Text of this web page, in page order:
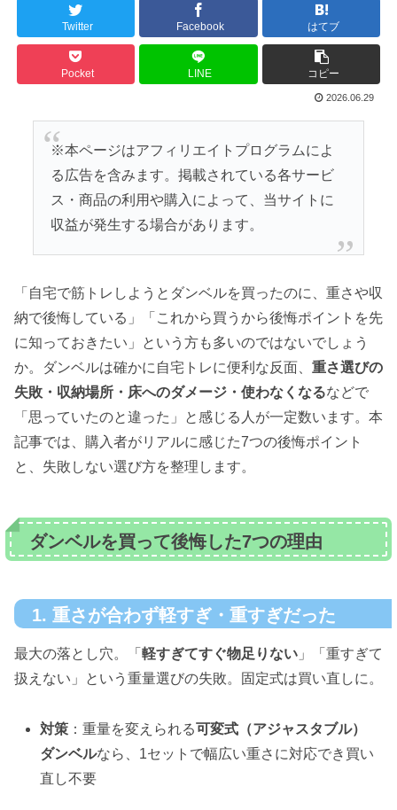
Twitter Facebook はてブ
Pocket LINE コピー
2026.06.29
※本ページはアフィリエイトプログラムによ
る広告を含みます。掲載されている各サービ
ス・商品の利用や購入によって、当サイトに
収益が発生する場合があります。
「自宅で筋トレしようとダンベルを買ったのに、重さや収
納で後悔している」「これから買うから後悔ポイントを先
に知っておきたい」という方も多いのではないでしょう
か。ダンベルは確かに自宅トレに便利な反面、 重さ選びの
失敗・収納場所・床へのダメージ・使わなくなるなどで
「思っていたのと違った」と感じる人が一定数います。本
記事では、購入者がリアルに感じた7つの後悔ポイント
と、失敗しない選び方を整理します。
ダンベルを買って後悔した7つの理由
1. 重さが合わず軽すぎ・重すぎだった
最大の落とし穴。「 軽すぎてすぐ物足りない 」「重すぎて
扱えない」という重量選びの失敗。固定式は買い直しに。
対策 ：重量を変えられる可変式（アジャスタブル）
ダンベルなら、1セットで幅広い重さに対応でき買い
直し不要